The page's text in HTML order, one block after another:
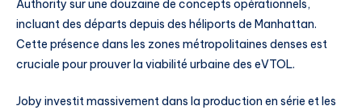
Authority sur une douzaine de concepts opérationnels,
incluant des départs depuis des héliports de Manhattan.
Cette présence dans les zones métropolitaines denses est
cruciale pour prouver la viabilité urbaine des eVTOL.
Joby investit massivement dans la production en série et les